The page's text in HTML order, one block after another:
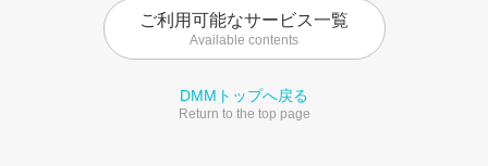
ご利用可能なサービス一覧
Available contents
DMMトップへ戻る
Return to the top page